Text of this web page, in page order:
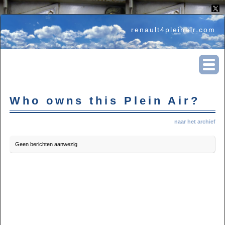
renault4pleinair.com
Who owns this Plein Air?
naar het archief
Geen berichten aanwezig